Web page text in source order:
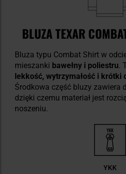
BLUZA TEXAR
Bluza typu Combat Shirt w
mieszanki bawełny i poliestru.
lekkość, wytrzymałość i krótki
Środkowa część bluzy zawiera
dzięki czemu materiał jest
noszeniu.
YKK